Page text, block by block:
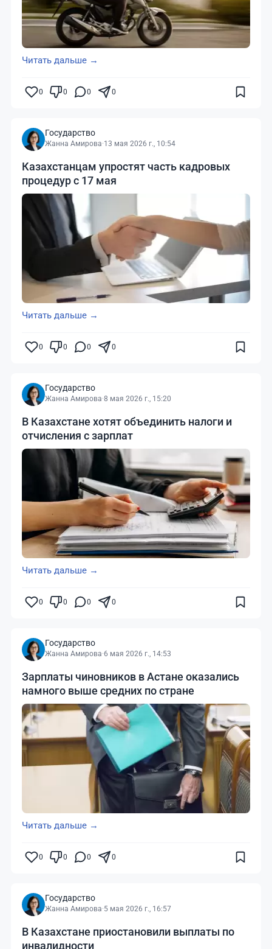
Читать дальше →
0 0 0 0
Государство
Жанна Амирова·13 мая 2026 г., 10:54
Казахстанцам упростят часть кадровых
процедур с 17 мая
Читать дальше →
0 0 0 0
Государство
Жанна Амирова·8 мая 2026 г., 15:20
В Казахстане хотят объединить налоги и
отчисления с зарплат
Читать дальше →
0 0 0 0
Государство
Жанна Амирова·6 мая 2026 г., 14:53
Зарплаты чиновников в Астане оказались
намного выше средних по стране
Читать дальше →
0 0 0 0
Государство
Жанна Амирова·5 мая 2026 г., 16:57
В Казахстане приостановили выплаты по
инвалидности